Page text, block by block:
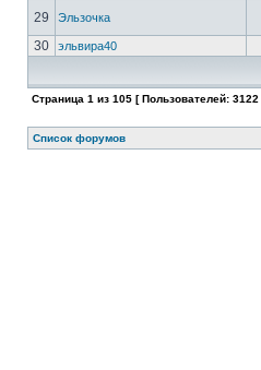
29
Эльзочка
30
эльвира40
Страница 1 из 105 [ Пользователей: 3122
Список форумов